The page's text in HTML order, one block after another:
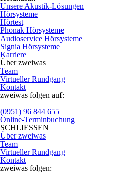
Unsere Akustik-Lösungen
Hörsysteme
Hörtest
Phonak Hörsysteme
Audioservice Hörsysteme
Signia Hörsysteme
Karriere
Über zweiwas
Team
Virtueller Rundgang
Kontakt
zweiwas folgen auf:
(0951) 96 844 655
Online-Terminbuchung
SCHLIESSEN
Über zweiwas
Team
Virtueller Rundgang
Kontakt
zweiwas folgen: